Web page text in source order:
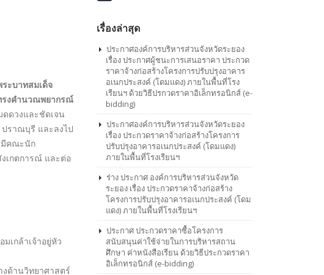
เรื่องล่าสุด
ประกาศองค์การบริหารส่วนจังหวัดระยอง
เรื่อง ประกาศผู้ชนะการเสนอราคา ประกวด
ราคาจ้างก่อสร้างโครงการปรับปรุงอาคาร
อเนกประสงค์ (โดมแดง) ภายในพื้นที่โรง
เรียนฯ ด้วยวิธีปรกวดราคาอิเล็กทรอนิกส์ (e-
bidding)
ประกาศองค์การบริหารส่วนจังหวัดระยอง
เรื่อง ประกวดราคาจ้างก่อสร้างโครงการ
ปรับปรุงอาคารอเนกประสงค์ (โดมแดง)
ภายในพื้นที่โรงเรียนฯ
ร่าง ประกาศ องค์การบริหารส่วนจังหวัด
ระยอง เรื่อง ประกวดราคาจ้างก่อสร้าง
โครงการปรับปรุงอาคารอเนกประสงค์ (โดม
แดง) ภายในพื้นที่โรงเรียนฯ
ประกาศ ประกวดราคาซื้อโครงการ
สนับสนุนค่าใช้จ่ายในการบริหารสถาน
ศึกษา ค่าหนังสือเรียน ด้วยวิธีประกวดราคา
อิเล็กทรอนิกส์ (e-bidding)